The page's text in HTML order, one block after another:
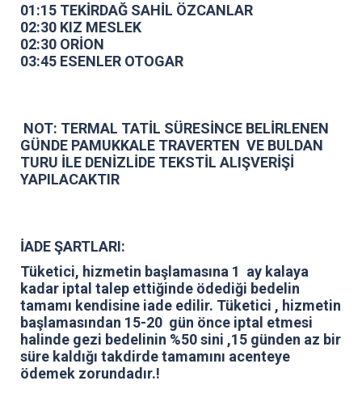
01:15 TEKİRDAĞ SAHİL ÖZCANLAR
02:30 KIZ MESLEK
02:30 ORİON
03:45 ESENLER OTOGAR
NOT: TERMAL TATİL SÜRESİNCE BELİRLENEN
GÜNDE PAMUKKALE TRAVERTEN VE BULDAN
TURU İLE DENİZLİDE TEKSTİL ALIŞVERİŞİ
YAPILACAKTIR
İADE ŞARTLARI:
Tüketici, hizmetin başlamasına 1 ay kalaya
kadar iptal talep ettiğinde ödediği bedelin
tamamı kendisine iade edilir. Tüketici , hizmetin
başlamasından 15-20 gün önce iptal etmesi
halinde gezi bedelinin %50 sini ,15 günden az bir
süre kaldığı takdirde tamamını acenteye
ödemek zorundadır.!